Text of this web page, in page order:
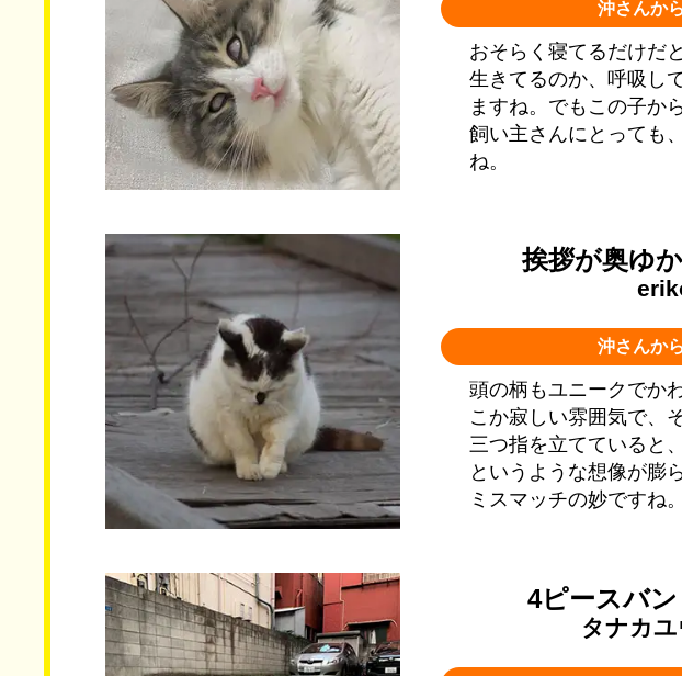
沖さんか
おそらく寝てるだけだ
生きてるのか、呼吸し
ますね。でもこの子か
飼い主さんにとっても
ね。
挨拶が奥ゆ
沖さんか
頭の柄もユニークでか
こか寂しい雰囲気で、
三つ指を立てていると
というような想像が膨
ミスマッチの妙ですね。
4ピースバ
タナカ